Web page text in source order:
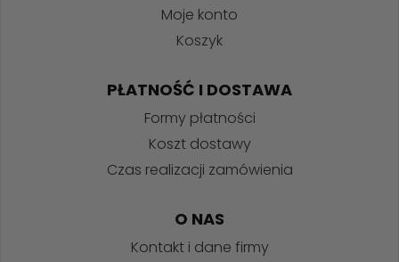
Moje konto
Koszyk
PŁATNOŚĆ I DOSTAWA
Formy płatności
Koszt dostawy
Czas realizacji zamówienia
O NAS
Kontakt i dane firmy